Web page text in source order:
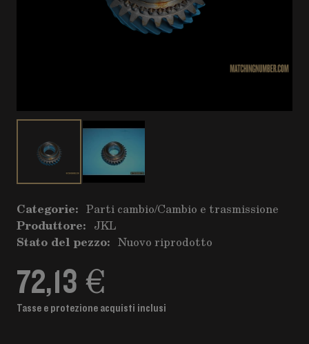
Categorie: Parti cambio/Cambio e trasmissione
Produttore: JKL
Stato del pezzo: Nuovo riprodotto
72,13 €
Tasse e protezione acquisti inclusi